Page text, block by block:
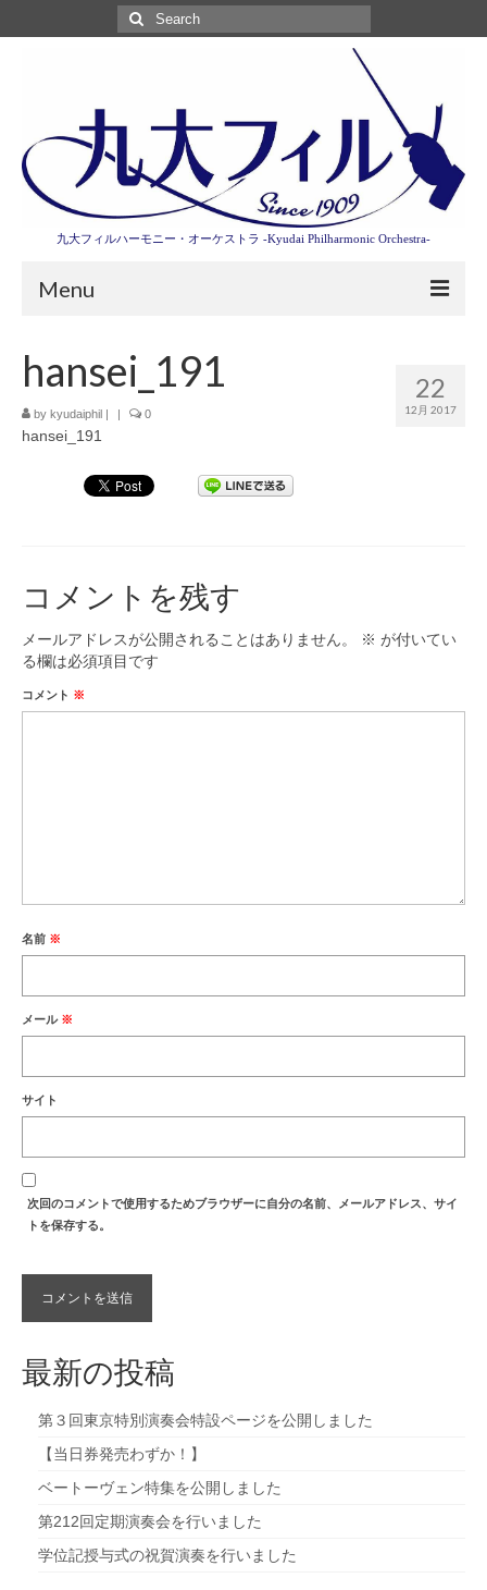
Search
for:
九大フィルハーモニー・オーケストラ -Kyudai Philharmonic Orchestra-
Menu
演奏会情報
卒業記念演奏会2027
九大フィルとは
演奏会の歴史
出張演奏
九大フィル特集ページ
22
12月 2017
hansei_191
by kyudaiphil 0
hansei_191
コメントを残す
メールアドレスが公開されることはありません。 ※ が付いてい
る欄は必須項目です
コメント ※
名前 ※
メール ※
サイト
次回のコメントで使用するためブラウザーに自分の名前、メールアドレス、サイ
トを保存する。
最新の投稿
第３回東京特別演奏会特設ページを公開しました
【当日券発売わずか！】
ベートーヴェン特集を公開しました
第212回定期演奏会を行いました
学位記授与式の祝賀演奏を行いました